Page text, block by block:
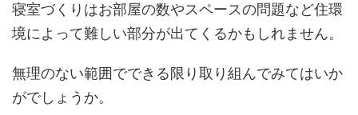
寝室づくりはお部屋の数やスペースの問題など住環
境によって難しい部分が出てくるかもしれません。
無理のない範囲でできる限り取り組んでみてはいか
がでしょうか。